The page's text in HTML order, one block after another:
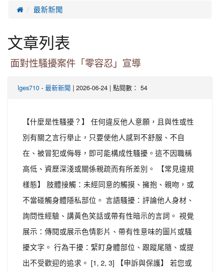
 最新新聞
文章列表
面對性騷擾案件「零容忍」宣導
lges710 - 最新新聞 | 2026-06-24 | 點閱數： 54
【什麼是性騷擾？】 任何違反他人意願，且與性或性
別有關之言行舉止，只要使他人感到不舒服、不自
在、被冒犯或侮辱，即可能構成性騷擾。這不因職稱
高低、資歷深淺或關係親疏而有所差別。 【常見違規
樣態】 肢體接觸：未經同意的觸摸、擁抱、親吻，或
不當碰觸身體隱私部位。 言語騷擾：評論他人身材、
詢問性經驗、講黃色笑話或帶有性暗示的言詞。 視覺
展示：傳閱或展示色情影片、帶有性意味的圖片或騷
擾文字。 行為干擾：緊盯身體部位、跟蹤尾隨、或提
出不受歡迎的追求。 [1, 2, 3] 【申訴與保護】 若您或